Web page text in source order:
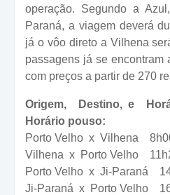
operação. Segundo a
Paraná, a viagem deverá
já o vôo direto a Vilhena
passagens já se encontram
com preços a partir de 270
Origem, Destino, e
Horário pouso:
Porto Velho x Vilhena
Vilhena x Porto Velho
Porto Velho x Ji-Paraná
Ji-Paraná x Porto Velho